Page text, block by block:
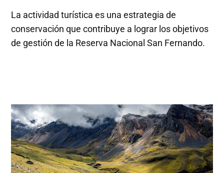
La actividad turística es una estrategia de
conservación que contribuye a lograr los objetivos
de gestión de la Reserva Nacional San Fernando.